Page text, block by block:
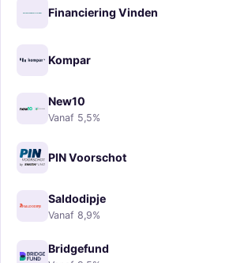
Financiering Vinden
Kompar
New10
Vanaf 5,5%
PIN Voorschot
Saldodipje
Vanaf 8,9%
Bridgefund